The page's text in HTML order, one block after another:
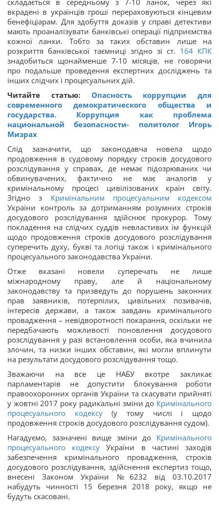
складається в середньому з 7-10 ланок, через які
вкрадені в українців гроші перераховуються кінцевим
бенефіціарам. Для здобуття доказів у справі детективи
мають проаналізувати банківські операції підприємства
кожної ланки. Тобто за таких обставин лише на
розкриття банківської таємниці згідно зі ст. 164 КПК
знадобиться щонайменше 7-10 місяців, не говорячи
про подальше проведення експертних досліджень та
інших слідчих і процесуальних дій.
Читайте статью: Опасность коррупции для
современного демократического общества и
государства. Коррупция как проблема
национальной безопасности- политолог Игорь
Мизрах
Слід зазначити, що законодавча новела щодо
продовження в судовому порядку строків досудового
розслідування у справах, де немає підозрюваних чи
обвинувачених, фактично не має аналогів у
кримінальному процесі цивілізованих країн світу.
Згідно з Кримінальним процесуальним кодексом
України контроль за дотриманням розумних строків
досудового розслідування здійснює прокурор. Тому
покладення на слідчих суддів невластивих їм функцій
щодо продовження строків досудового розслідування
суперечить духу, букві та логіці також і кримінального
процесуального законодавства України.
Отже вказані новели суперечать не лише
міжнародному праву, але й національному
законодавству та призведуть до порушень законних
прав заявників, потерпілих, цивільних позивачів,
інтересів держави, а також завдань кримінального
провадження – невідворотності покарання, оскільки не
передбачають можливості поновлення досудового
розслідування у разі встановлення особи, яка вчинила
злочин, та низки інших обставин, які могли вплинути
на результати досудового розслідування тощо.
Зважаючи на все це НАБУ вкотре закликає
парламентарів не допустити блокування роботи
правоохоронних органів України та скасувати прийняті
у жовтні 2017 року радикальні зміни до Кримінального
процесуального кодексу(у тому числі і щодо
продовження строків досудового розслідування судом).
Нагадуємо, зазначені вище зміни до Кримінального
процесуального кодексу України в частині заходів
забезпечення кримінального провадження, строків
досудового розслідування, здійснення експертиз тощо,
внесені Законом України №6232 від 03.10.2017
набудуть чинності 15 березня 2018 року, якщо не
будуть скасовані.